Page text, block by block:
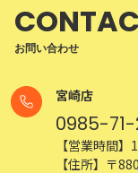
お問い合わせ
宮崎店
0985-71-
【営業時間
【住所】〒